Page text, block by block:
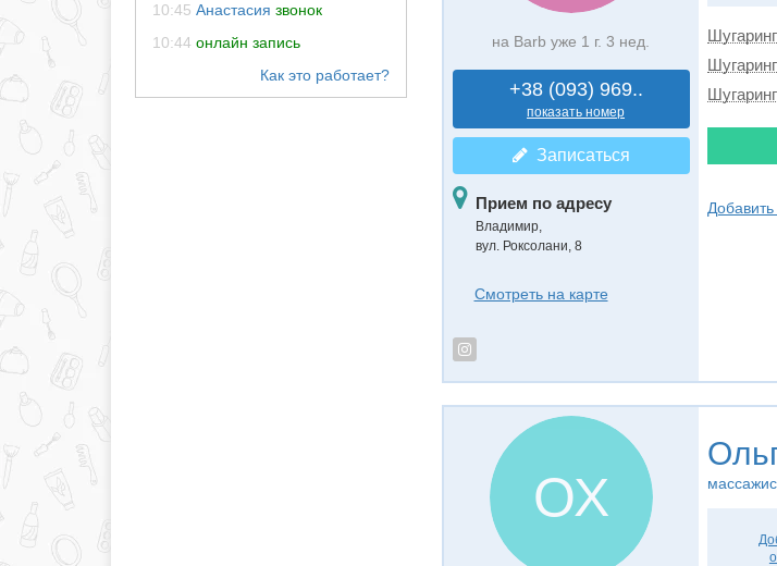
10:45 Анастасия звонок
10:44 онлайн запись на Barb уже 1 г. 3 нед.
+38 (093) 969..
показать номер
Записаться
Прием по адресу
Владимир,
вул. Роксолани, 8
Смотреть на карте
Добавить
ОХ